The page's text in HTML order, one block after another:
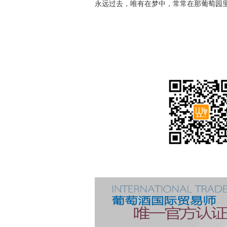
永远过去，唯有在梦中，常常在那葡萄园